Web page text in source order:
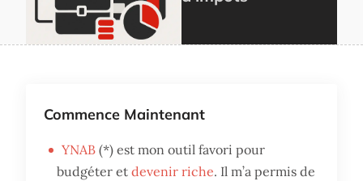
Commence Maintenant
YNAB (*) est mon outil favori pour
budgéter etdevenir riche. Il m’a permis de